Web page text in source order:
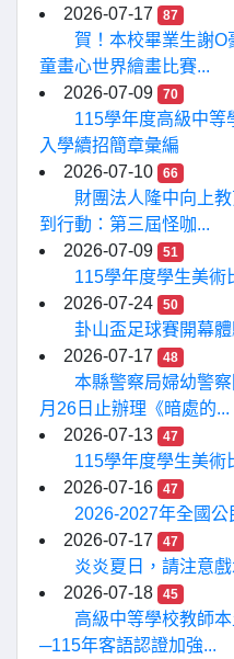
2026-07-17
87
賀！本校畢業生謝
童畫心世界繪畫比賽...
2026-07-09
70
115學年度高級中等
入學續招簡章彙編
2026-07-10
66
財團法人隆中向上
到行動：第三屆怪咖...
2026-07-09
51
115學年度學生美術
2026-07-24
50
卦山盃足球賽開幕
2026-07-17
48
本縣警察局婦幼警
月26日止辦理《暗處的...
2026-07-13
47
115學年度學生美術
2026-07-16
47
2026-2027年全國
2026-07-17
47
炎炎夏日，請注意
2026-07-18
45
高級中等學校教師
─115年客語認證加強...